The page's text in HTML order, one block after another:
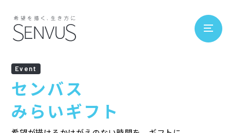
Event
センバス
みらいギフト